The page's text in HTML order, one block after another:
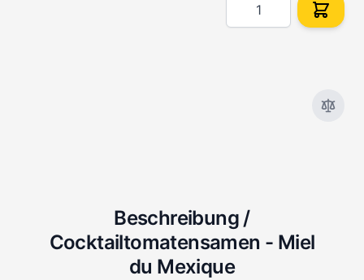
Beschreibung /
Cocktailtomatensamen - Miel
du Mexique